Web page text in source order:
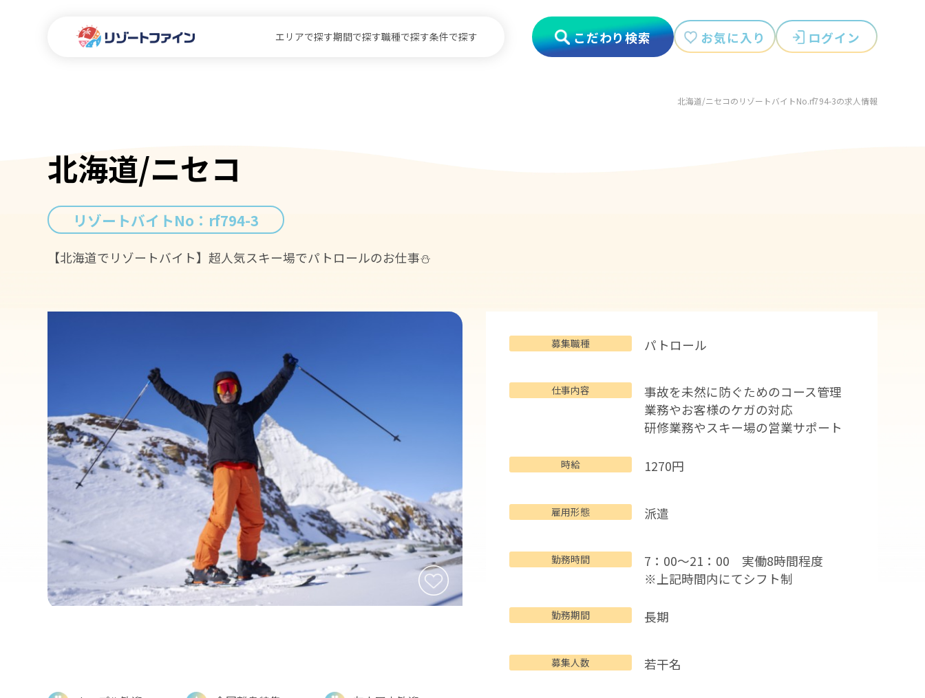
エリアで探す期間で探す職種で探す条件で探す こだわり検索 お気に入り ログイン
北海道/ニセコのリゾートバイトNo.rf794-3の求人情報
北海道/ニセコ
リゾートバイトNo： rf794-3
【北海道でリゾートバイト】超人気スキー場でパトロールのお仕事⛄
募集職種 パトロール
仕事内容
事故を未然に防ぐためのコース管理
業務やお客様のケガの対応
研修業務やスキー場の営業サポート
時給 1270円
雇用形態 派遣
勤務時間
7：00～21：00 実働8時間程度
※上記時間内にてシフト制
勤務期間 長期
募集人数 若干名